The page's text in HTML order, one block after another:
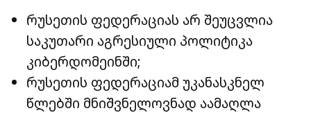
რუსეთის ფედერაციას არ შეუცვლია
საკუთარი აგრესიული პოლიტიკა
კიბერდომეინში;
რუსეთის ფედერაციამ უკანასკნელ
წლებში მნიშვნელოვნად აამაღლა